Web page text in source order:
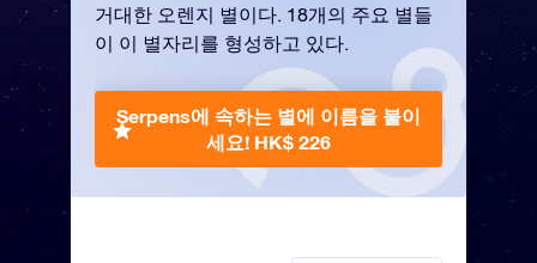
거대한 오렌지 별이다. 18개의 주요 별들
이 이 별자리를 형성하고 있다.
Serpens에 속하는 별에 이름을 붙이
세요! HK$ 226